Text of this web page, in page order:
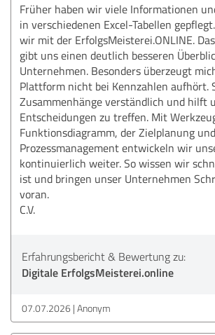
Früher haben wir viele Informationen
in verschiedenen Excel-Tabellen
wir mit der ErfolgsMeisterei.ONLINE.
gibt uns einen deutlich besseren
Unternehmen. Besonders überzeugt
Plattform nicht bei Kennzahlen aufhört.
Zusammenhänge verständlich und hilft
Entscheidungen zu treffen. Mit
Funktionsdiagramm, der Zielplanung
Prozessmanagement entwickeln wir
kontinuierlich weiter. So wissen wir
ist und bringen unser Unternehmen
voran.
C.V.
Erfahrungsbericht & Bewertung zu:
Digitale ErfolgsMeisterei.online
07.07.2026 Anonym